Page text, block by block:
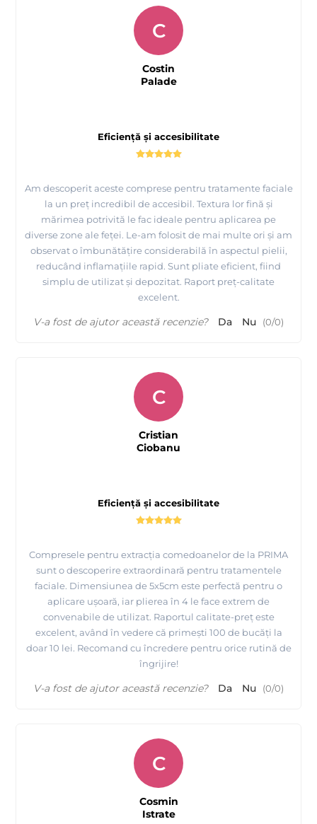
Eficiență și accesibilitate
Am descoperit aceste comprese pentru tratamente faciale
la un preț incredibil de accesibil. Textura lor fină și
mărimea potrivită le fac ideale pentru aplicarea pe
diverse zone ale feței. Le-am folosit de mai multe ori și am
observat o îmbunătățire considerabilă în aspectul pielii,
reducând inflamațiile rapid. Sunt pliate eficient, fiind
simplu de utilizat și depozitat. Raport preț-calitate
excelent.
C
Costin
Palade
V-a fost de ajutor această recenzie? Da Nu (0/0)
Eficiență și accesibilitate
Compresele pentru extracția comedoanelor de la PRIMA
sunt o descoperire extraordinară pentru tratamentele
faciale. Dimensiunea de 5x5cm este perfectă pentru o
aplicare ușoară, iar plierea în 4 le face extrem de
convenabile de utilizat. Raportul calitate-preț este
excelent, având în vedere că primești 100 de bucăți la
doar 10 lei. Recomand cu încredere pentru orice rutină de
îngrijire!
C
Cristian
Ciobanu
V-a fost de ajutor această recenzie? Da Nu (0/0)
C
Cosmin
Istrate